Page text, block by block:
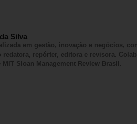
Silva
em gestão, inovação e negócios,
redatora, repórter, editora e revisora.
MIT Sloan Management Review Brasil.